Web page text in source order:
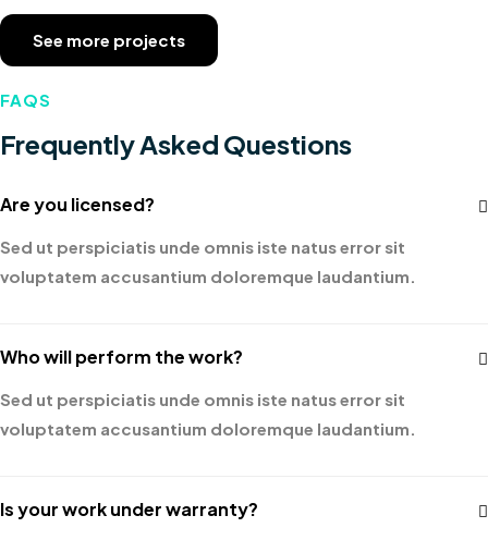
See more projects
FAQS
Frequently Asked Questions
Are you licensed?
Sed ut perspiciatis unde omnis iste natus error sit
voluptatem accusantium doloremque laudantium.
Who will perform the work?
Sed ut perspiciatis unde omnis iste natus error sit
voluptatem accusantium doloremque laudantium.
Is your work under warranty?